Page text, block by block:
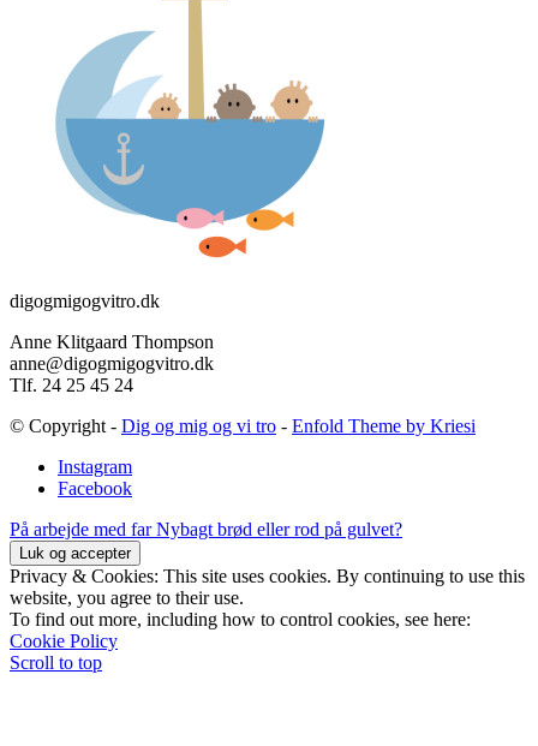
digogmigogvitro.dk
Anne Klitgaard Thompson
anne@digogmigogvitro.dk
Tlf. 24 25 45 24
© Copyright - Dig og mig og vi tro - Enfold Theme by Kriesi
Instagram
Facebook
På arbejde med far Nybagt brød eller rod på gulvet?
Privacy & Cookies: This site uses cookies. By continuing to use this
website, you agree to their use.
To find out more, including how to control cookies, see here:
Cookie Policy
Scroll to top